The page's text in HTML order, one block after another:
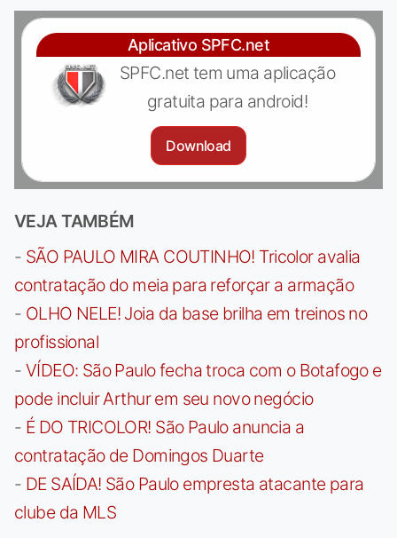
Aplicativo SPFC.net
SPFC.net tem uma aplicação
gratuita para android!
Download
VEJA TAMBÉM
- SÃO PAULO MIRA COUTINHO! Tricolor avalia
contratação do meia para reforçar a armação
- OLHO NELE! Joia da base brilha em treinos no
profissional
- VÍDEO: São Paulo fecha troca com o Botafogo e
pode incluir Arthur em seu novo negócio
- É DO TRICOLOR! São Paulo anuncia a
contratação de Domingos Duarte
- DE SAÍDA! São Paulo empresta atacante para
clube da MLS